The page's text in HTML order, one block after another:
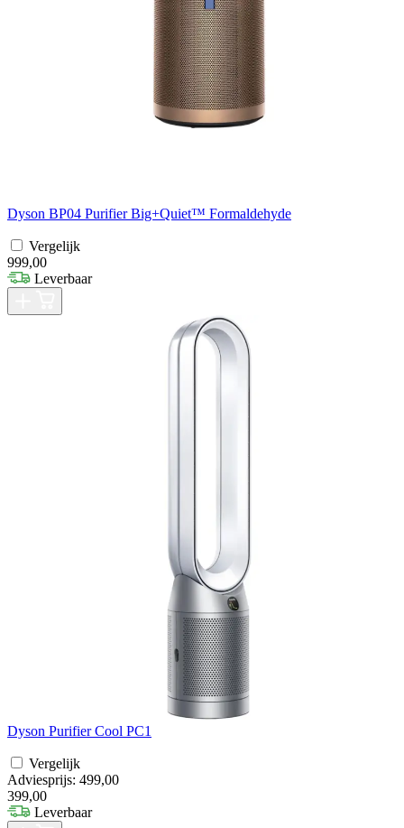
Dyson BP04 Purifier Big+Quiet™ Formaldehyde
Vergelijk
999,00
Leverbaar
Dyson Purifier Cool PC1
Vergelijk
Adviesprijs: 499,00
399,00
Leverbaar